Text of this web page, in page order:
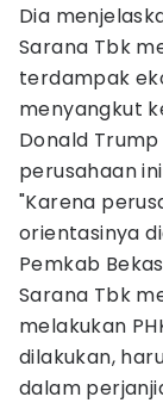
Dia
Sarana Tbk
terdampak
menyangkut
Donald
perusahaan
"Karena
orientasinya
Pemkab
Sarana Tbk
melakukan
dilakukan,
dalam